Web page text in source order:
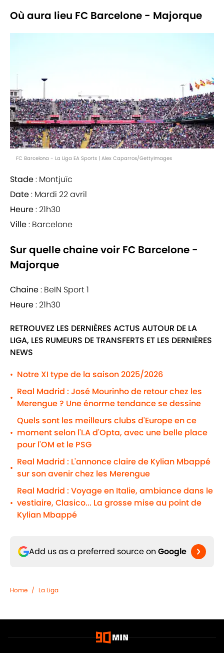
Où aura lieu FC Barcelone - Majorque
FC Barcelona - La Liga EA Sports | Alex Caparros/GettyImages
Stade: Montjuïc
Date: Mardi 22 avril
Heure: 21h30
Ville: Barcelone
Sur quelle chaine voir FC Barcelone -
Majorque
Chaine: BeIN Sport 1
Heure: 21h30
RETROUVEZ LES DERNIÈRES ACTUS AUTOUR DE LA
LIGA, LES RUMEURS DE TRANSFERTS ET LES DERNIÈRES
NEWS
• Notre XI type de la saison 2025/2026
•
Real Madrid : José Mourinho de retour chez les
Merengue ? Une énorme tendance se dessine
•
Quels sont les meilleurs clubs d'Europe en ce
moment selon l'I.A d'Opta, avec une belle place
pour l'OM et le PSG
•
Real Madrid : L'annonce claire de Kylian Mbappé
sur son avenir chez les Merengue
•
Real Madrid : Voyage en Italie, ambiance dans le
vestiaire, Clasico... La grosse mise au point de
Kylian Mbappé
Add us as a preferred source on Google
Home / La Liga